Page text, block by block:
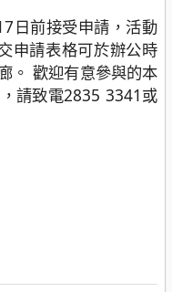
日前接受申請，活動
申請表格可於辦公時
。 歡迎有意參與的本
請致電2835 3341或